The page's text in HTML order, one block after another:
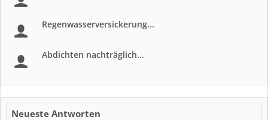
Regenwasserversickerung...
Abdichten nachträglich...
Neueste Antworten